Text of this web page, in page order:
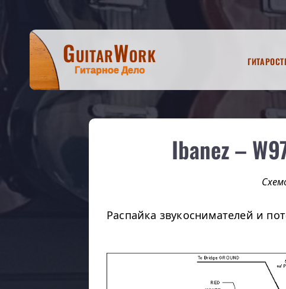
GuitarWork
Гитарное Дело
Ibanez –
Распайка звукоснимателей и